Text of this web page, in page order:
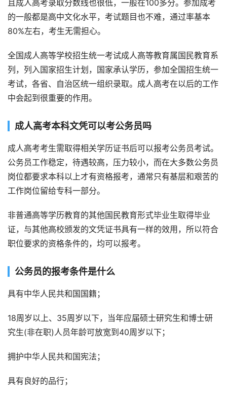
且成人高考录取分数线也很低，一般在100多分。参加成考
的一般都是高中文化水平，考试题目也不难，通过率基本
80%左右，考生无需担心。
全国成人高等学校招生统一考试成人高等教育属国民教育系
列，列入国家招生计划，国家承认学历，参加全国招生统一
考试，各省、自治区统一组织录取。成人高考在以后的工作
中会起到很重要的作用。
成人高考本科文凭可以考公务员吗
成人高考考生需取得相关学历证书后可以报考公务员考试。
公务员工作稳定，待遇较高，压力较小，而在大多数公务员
岗位都要求本科以上才有资格报考，通常只有基层和艰苦的
工作岗位留给专科一部分。
非普通高等学历教育的其他国民教育形式毕业生取得毕业
证，与其他高校颁发的文凭证书具有一样的效用，所以符合
职位要求的资格条件的，均可以报考。
公务员的报考条件是什么
具有中华人民共和国国籍；
18周岁以上、35周岁以下，当年应届硕士研究生和博士研
究生(非在职)人员年龄可放宽到40周岁以下；
拥护中华人民共和国宪法；
具有良好的品行；